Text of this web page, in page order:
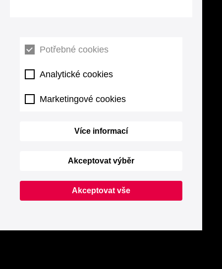
Potřebné cookies
Analytické cookies
Marketingové cookies
Více informací
Akceptovat výběr
Akceptovat vše